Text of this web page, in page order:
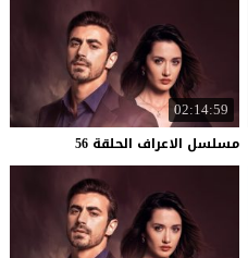
02:14:59
مسلسل الاعراف الحلقة 56